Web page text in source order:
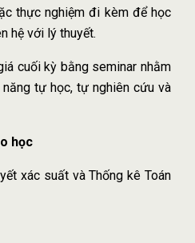
thực nghiệm đi kèm để học
hệ với lý thuyết.
cuối kỳ bằng seminar nhằm
tự học, tự nghiên cứu và
học
xác suất và Thống kê Toán